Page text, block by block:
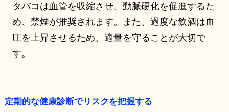
タバコは血管を収縮させ、動脈硬化を促進するた
め、禁煙が推奨されます。また、過度な飲酒は血
圧を上昇させるため、適量を守ることが大切で
す。
定期的な健康診断でリスクを把握する